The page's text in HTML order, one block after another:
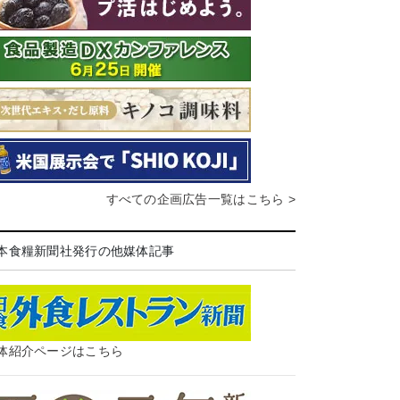
すべての企画広告一覧はこちら >
食糧新聞社発行の他媒体記事
紹介ページはこちら